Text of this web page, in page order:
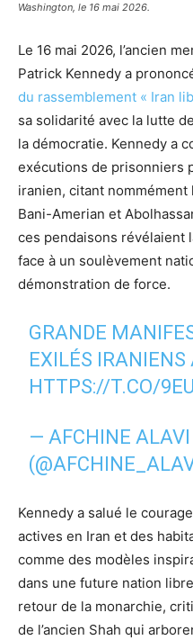
Washington, le 16 mai 2026.
Le 16 mai 2026, l’ancien
Patrick Kennedy a
du rassemblement « Iran
sa solidarité avec la lutte
la démocratie. Kennedy a
exécutions de prisonniers
iranien, citant nommément
Bani-Amerian et
ces pendaisons révélaient
face à un soulèvement
démonstration de force.
GRANDE
EXILÉS
HTTPS://T.CO/
— AFCHINE ALAVI
Kennedy a salué le
actives en Iran et des
comme des modèles
dans une future nation
retour de la monarchie,
de l’ancien Shah qui